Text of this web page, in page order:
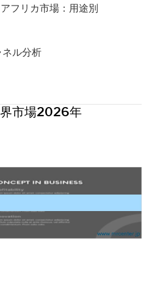
フリカ市場：用途別
ネル分析
市場2026年